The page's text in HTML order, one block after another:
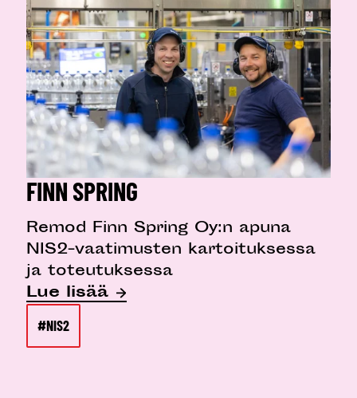
FINN SPRING
Remod Finn Spring Oy:n apuna
NIS2-vaatimusten kartoituksessa
ja toteutuksessa
Lue lisää
#NIS2